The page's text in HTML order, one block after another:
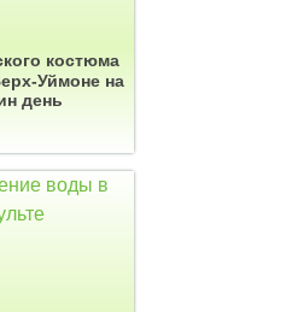
костюма
Уймоне на
день